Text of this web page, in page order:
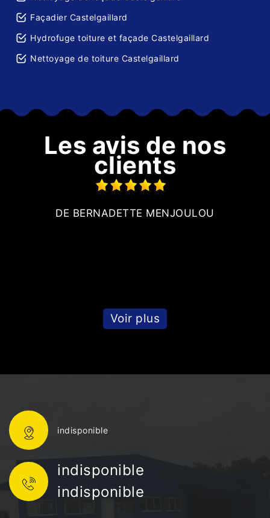
Façadier Castelgaillard
Hydrofuge toiture et façade Castelgaillard
Nettoyage de toiture Castelgaillard
Les avis de nos
clients
DE BERNADETTE MENJOULOU
Voir plus
indisponible
indisponible
indisponible